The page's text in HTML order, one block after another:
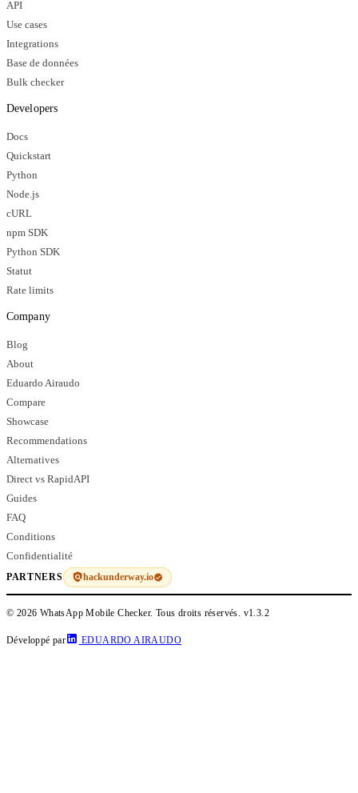
API
Use cases
Integrations
Base de données
Bulk checker
Developers
Docs
Quickstart
Python
Node.js
cURL
npm SDK
Python SDK
Statut
Rate limits
Company
Blog
About
Eduardo Airaudo
Compare
Showcase
Recommendations
Alternatives
Direct vs RapidAPI
Guides
FAQ
Conditions
Confidentialité
PARTNERS hackunderway.io
© 2026 WhatsApp Mobile Checker. Tous droits réservés. v1.3.2
Développé par EDUARDO AIRAUDO